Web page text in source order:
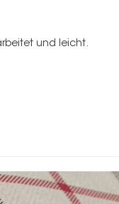
und leicht.